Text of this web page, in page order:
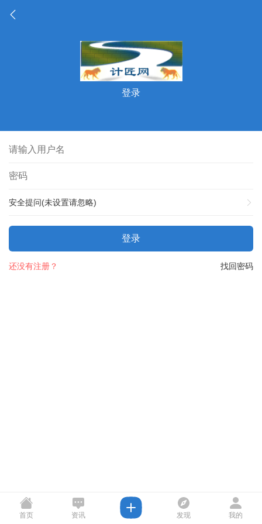
登录
安全提问(未设置请忽略)
登录
找回密码
还没有注册？
首页 资讯 发现 我的